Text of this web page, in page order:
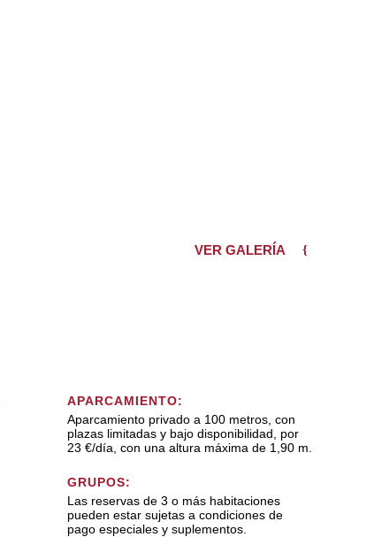
VER GALERÍA
APARCAMIENTO:
Aparcamiento privado a 100 metros, con
plazas limitadas y bajo disponibilidad, por
23 €/día, con una altura máxima de 1,90 m.
GRUPOS:
Las reservas de 3 o más habitaciones
pueden estar sujetas a condiciones de
pago especiales y suplementos.